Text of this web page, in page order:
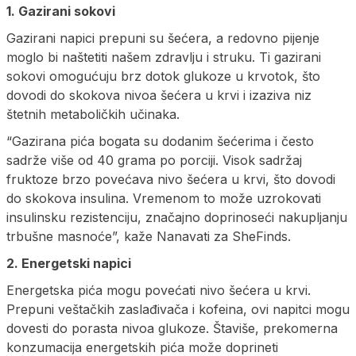
1. Gazirani sokovi
Gazirani napici prepuni su šećera, a redovno pijenje
moglo bi naštetiti našem zdravlju i struku. Ti gazirani
sokovi omogućuju brz dotok glukoze u krvotok, što
dovodi do skokova nivoa šećera u krvi i izaziva niz
štetnih metaboličkih učinaka.
“Gazirana pića bogata su dodanim šećerima i često
sadrže više od 40 grama po porciji. Visok sadržaj
fruktoze brzo povećava nivo šećera u krvi, što dovodi
do skokova insulina. Vremenom to može uzrokovati
insulinsku rezistenciju, značajno doprinoseći nakupljanju
trbušne masnoće”, kaže Nanavati za SheFinds.
2. Energetski napici
Energetska pića mogu povećati nivo šećera u krvi.
Prepuni veštačkih zaslađivača i kofeina, ovi napitci mogu
dovesti do porasta nivoa glukoze. Štaviše, prekomerna
konzumacija energetskih pića može doprineti